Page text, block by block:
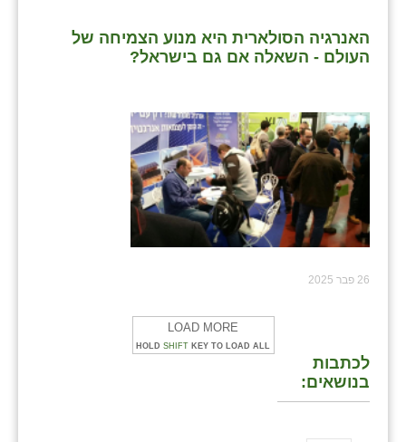
האנרגיה הסולארית היא מנוע הצמיחה של
העולם - השאלה אם גם בישראל?
26 פבר 2025
LOAD MORE
HOLD SHIFT KEY TO LOAD ALL
לכתבות
בנושאים: